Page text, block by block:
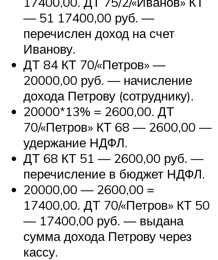
— 51 17400,00 руб. —
перечислен доход на счет
Иванову.
ДТ 84 КТ 70/«Петров» —
20000,00 руб. — начисление
дохода Петрову (сотруднику).
20000*13% = 2600,00. ДТ
70/«Петров» КТ 68 — 2600,00 —
удержание НДФЛ.
ДТ 68 КТ 51 — 2600,00 руб. —
перечисление в бюджет НДФЛ.
20000,00 — 2600,00 =
17400,00. ДТ 70/«Петров» КТ 50
— 17400,00 руб. — выдана
сумма дохода Петрову через
кассу.